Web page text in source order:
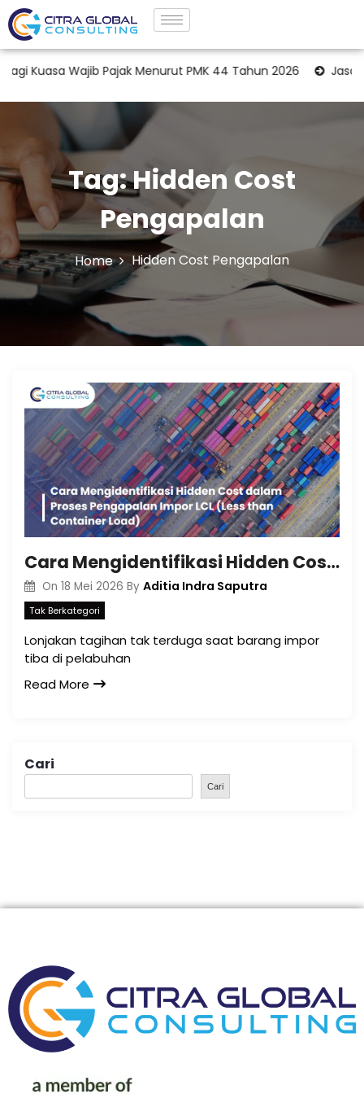
Wajib Pajak Menurut PMK 44 Tahun 2026 Jasa
Tag:Hidden Cost
Pengapalan
Home Hidden Cost Pengapalan
Cara Mengidentifikasi Hidden Cost dalam Proses Pengapalan Impor LCL (Less than Container Load)
On 18 Mei 2026 By Aditia Indra Saputra
Tak Berkategori
Lonjakan tagihan tak terduga saat barang impor
tiba di pelabuhan
Read More
Cari
Cari